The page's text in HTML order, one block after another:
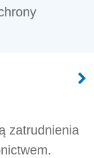
zatrudnienia